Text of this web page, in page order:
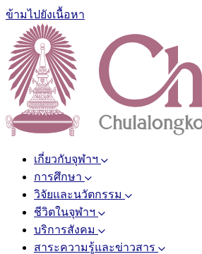
ข้ามไปยังเนื้อหา
เกี่ยวกับจุฬาฯ
การศึกษา
วิจัยและนวัตกรรม
ชีวิตในจุฬาฯ
บริการสังคม
สาระความรู้และข่าวสาร